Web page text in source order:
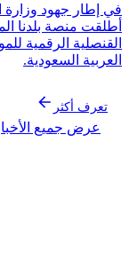
إطار جهود وزارة
منصة بلدنا
الرقمية
السعودية.
تعرف أكثر
عرض جميع الأخبار